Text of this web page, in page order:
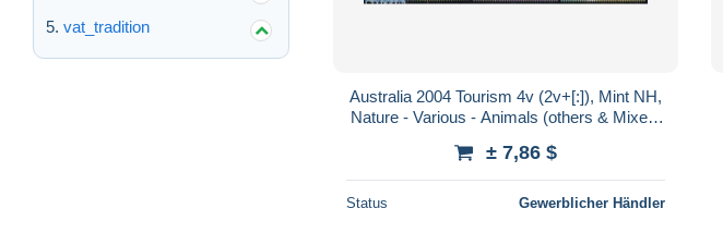
vat_tradition
Australia 2004 Tourism 4v (2v+[:]), Mint NH,
Nature - Various - Animals (others & Mixed)
± 7,86 $
Status Gewerblicher Händler